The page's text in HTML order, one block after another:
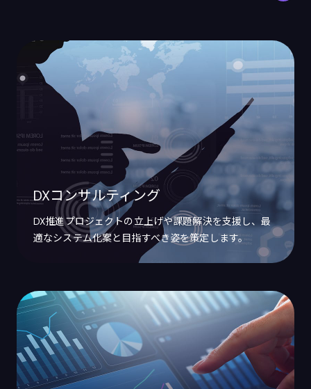
DXコンサルティング
DX推進プロジェクトの立上げや課題解決を支援し、最
適なシステム化案と目指すべき姿を策定します。